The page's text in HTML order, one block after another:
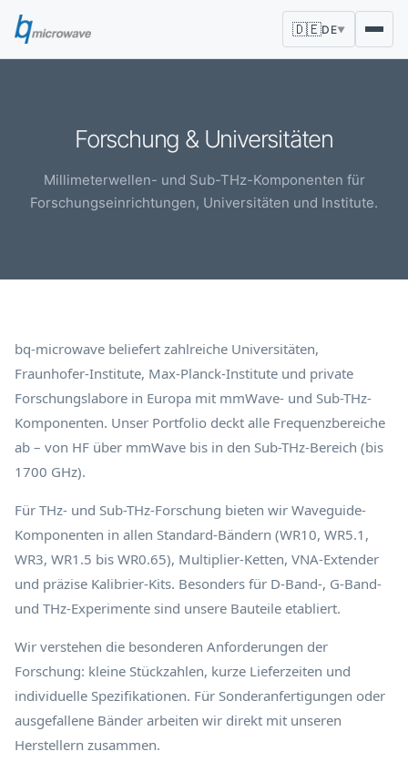
🇩🇪DE▼
Forschung & Universitäten
Millimeterwellen- und Sub-THz-Komponenten für
Forschungseinrichtungen, Universitäten und Institute.
bq-microwave beliefert zahlreiche Universitäten,
Fraunhofer-Institute, Max-Planck-Institute und private
Forschungslabore in Europa mit mmWave- und Sub-THz-
Komponenten. Unser Portfolio deckt alle Frequenzbereiche
ab – von HF über mmWave bis in den Sub-THz-Bereich (bis
1700 GHz).
Für THz- und Sub-THz-Forschung bieten wir Waveguide-
Komponenten in allen Standard-Bändern (WR10, WR5.1,
WR3, WR1.5 bis WR0.65), Multiplier-Ketten, VNA-Extender
und präzise Kalibrier-Kits. Besonders für D-Band-, G-Band-
und THz-Experimente sind unsere Bauteile etabliert.
Wir verstehen die besonderen Anforderungen der
Forschung: kleine Stückzahlen, kurze Lieferzeiten und
individuelle Spezifikationen. Für Sonderanfertigungen oder
ausgefallene Bänder arbeiten wir direkt mit unseren
Herstellern zusammen.